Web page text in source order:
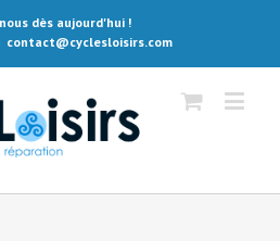
dès aujourd'hui !
contact@cyclesloisirs.com